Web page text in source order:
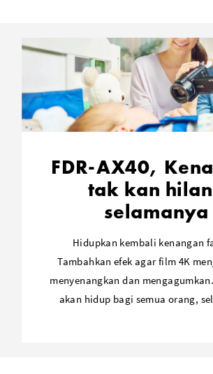
BIONZ X Image Processor
FDR-AX40,
tak kan
selamanya
Hidupkan kembali kenangan
Tambahkan efek agar film 4K
menyenangkan dan
akan hidup bagi semua orang,